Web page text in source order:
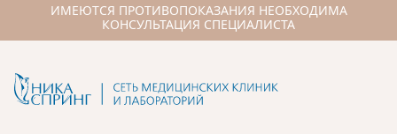
ИМЕЮТСЯ ПРОТИВОПОКАЗАНИЯ НЕОБХОДИМА
КОНСУЛЬТАЦИЯ СПЕЦИАЛИСТА